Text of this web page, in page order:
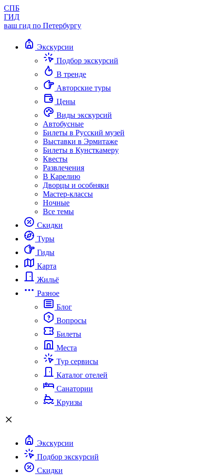
СПБ
ГИД
ваш гид по Петербургу
Экскурсии
Подбор экскурсий
В тренде
Авторские туры
Цены
Виды экскурсий
Автобусные
Билеты в Русский музей
Выставки в Эрмитаже
Билеты в Кунсткамеру
Квесты
Развлечения
В Карелию
Дворцы и особняки
Мастер-классы
Ночные
Все темы
Скидки
Туры
Гиды
Карта
Жильё
Разное
Блог
Вопросы
Билеты
Места
Тур сервисы
Каталог отелей
Санатории
Круизы
Экскурсии
Подбор экскурсий
Скидки